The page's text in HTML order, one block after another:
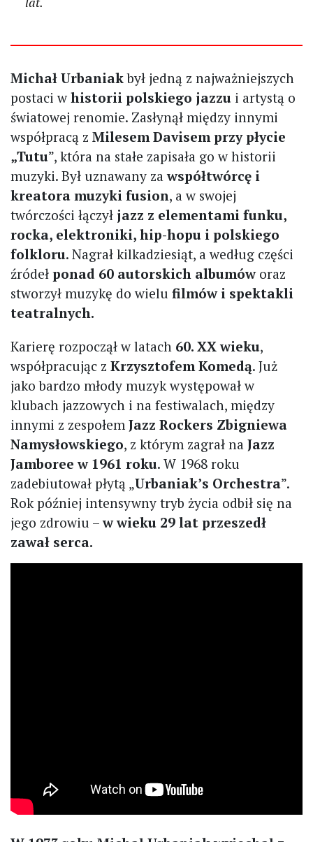
Michał Urbaniakbył jedną z najważniejszych
postaci w historii polskiego jazzu i artystą o
światowej renomie. Zasłynął między innymi
współpracą z Milesem Davisem przy płycie
„Tutu”, która na stałe zapisała go w historii
muzyki. Był uznawany zawspółtwórcę i
kreatora muzyki fusion, a w swojej
twórczości łączył jazz z elementami funku,
rocka, elektroniki, hip-hopu i polskiego
folkloru. Nagrał kilkadziesiąt, a według części
źródeł ponad 60 autorskich albumóworaz
stworzył muzykę do wielu filmów i spektakli
teatralnych.
Karierę rozpoczął w latach 60. XX wieku,
współpracując z Krzysztofem Komedą. Już
jako bardzo młody muzyk występował w
klubach jazzowych i na festiwalach, między
innymi z zespołem Jazz Rockers Zbigniewa
Namysłowskiego, z którym zagrał na Jazz
Jamboree w 1961 roku. W 1968 roku
zadebiutował płytą „Urbaniak’s Orchestra”.
Rok później intensywny tryb życia odbił się na
jego zdrowiu –w wieku 29 lat przeszedł
zawał serca.